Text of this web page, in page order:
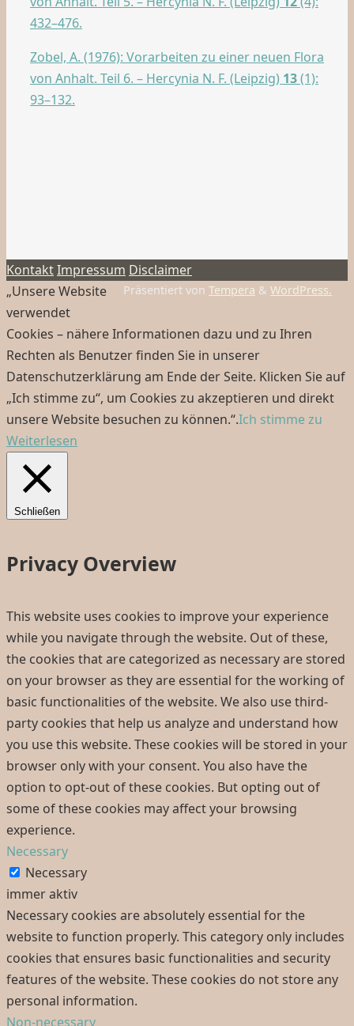
432–476.
Zobel, A. (1976): Vorarbeiten zu einer neuen Flora
von Anhalt. Teil 6. – Hercynia N. F. (Leipzig) 13(1):
93–132.
KontaktImpressum Disclaimer
Präsentiert von Tempera & WordPress.
„Unsere Website
verwendet
Cookies – nähere Informationen dazu und zu Ihren
Rechten als Benutzer finden Sie in unserer
Datenschutzerklärung am Ende der Seite. Klicken Sie auf
„Ich stimme zu“, um Cookies zu akzeptieren und direkt
unsere Website besuchen zu können.“.Ich stimme zu
Weiterlesen
Schließen
Privacy Overview
This website uses cookies to improve your experience
while you navigate through the website. Out of these,
the cookies that are categorized as necessary are stored
on your browser as they are essential for the working of
basic functionalities of the website. We also use third-
party cookies that help us analyze and understand how
you use this website. These cookies will be stored in your
browser only with your consent. You also have the
option to opt-out of these cookies. But opting out of
some of these cookies may affect your browsing
experience.
Necessary
Necessary
immer aktiv
Necessary cookies are absolutely essential for the
website to function properly. This category only includes
cookies that ensures basic functionalities and security
features of the website. These cookies do not store any
personal information.
Non-necessary